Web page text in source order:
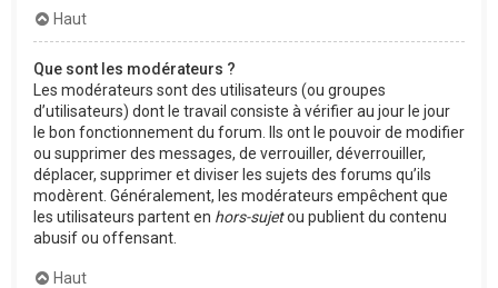
Haut
Que sont les modérateurs ?
Les modérateurs sont des utilisateurs (ou groupes
d’utilisateurs) dont le travail consiste à vérifier au jour le jour
le bon fonctionnement du forum. Ils ont le pouvoir de modifier
ou supprimer des messages, de verrouiller, déverrouiller,
déplacer, supprimer et diviser les sujets des forums qu’ils
modèrent. Généralement, les modérateurs empêchent que
les utilisateurs partent en hors-sujetou publient du contenu
abusif ou offensant.
Haut